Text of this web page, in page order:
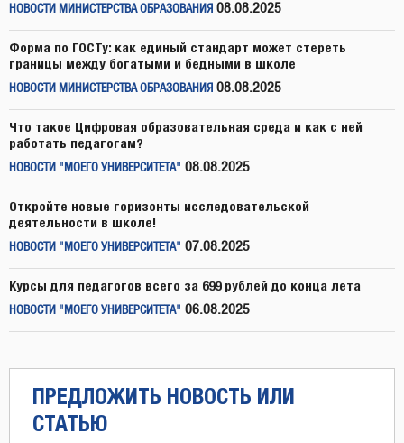
НОВОСТИ МИНИСТЕРСТВА ОБРАЗОВАНИЯ 08.08.2025
Форма по ГОСТу: как единый стандарт может стереть
границы между богатыми и бедными в школе
НОВОСТИ МИНИСТЕРСТВА ОБРАЗОВАНИЯ 08.08.2025
Что такое Цифровая образовательная среда и как с ней
работать педагогам?
НОВОСТИ "МОЕГО УНИВЕРСИТЕТА" 08.08.2025
Откройте новые горизонты исследовательской
деятельности в школе!
НОВОСТИ "МОЕГО УНИВЕРСИТЕТА" 07.08.2025
Курсы для педагогов всего за 699 рублей до конца лета
НОВОСТИ "МОЕГО УНИВЕРСИТЕТА" 06.08.2025
ПРЕДЛОЖИТЬ НОВОСТЬ ИЛИ
СТАТЬЮ